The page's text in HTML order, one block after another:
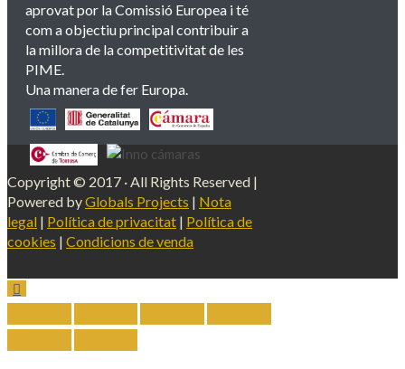
aprovat por la Comissió Europea i té
com a objectiu principal contribuir a
la millora de la competitivitat de les
PIME.
Una manera de fer Europa.
Copyright © 2017 · All Rights Reserved |
Powered byGlobals Projects | Nota
legal | Política de privacitat | Política de
cookies | Condicions de venda